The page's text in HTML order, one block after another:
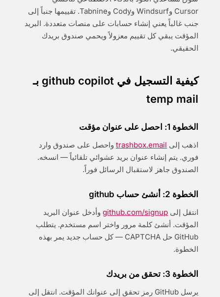
Cursor وWindsurf وCody وTabnine. تقييمها جنباً إلى
جنب غالباً يعني إنشاء حسابات على منصات متعددة. البريد
المؤقت يبقي كل تقييم معزولاً ويحمي صندوق بريدك
الحقيقي.
كيفية التسجيل في github copilot بـ
temp mail
الخطوة 1: احصل على عنوان مؤقت
اذهب إلى trashbox.email واحصل على صندوق وارد
فوري. يتم إنشاء عنوان بريد عشوائي تلقائياً — انسخه.
الصندوق جاهز لاستقبال الرسائل فوراً.
الخطوة 2: أنشئ حساب github
انتقل إلى github.com/signup وأدخل عنوان البريد
المؤقت. أنشئ كلمة مرور واختر اسم مستخدم. يتطلب
GitHub حل CAPTCHA — كل حساب جديد يمر بهذه
الخطوة.
الخطوة 3: تحقق من بريدك
يرسل GitHub رمز تحقق إلى عنوانك المؤقت. انتقل إلى